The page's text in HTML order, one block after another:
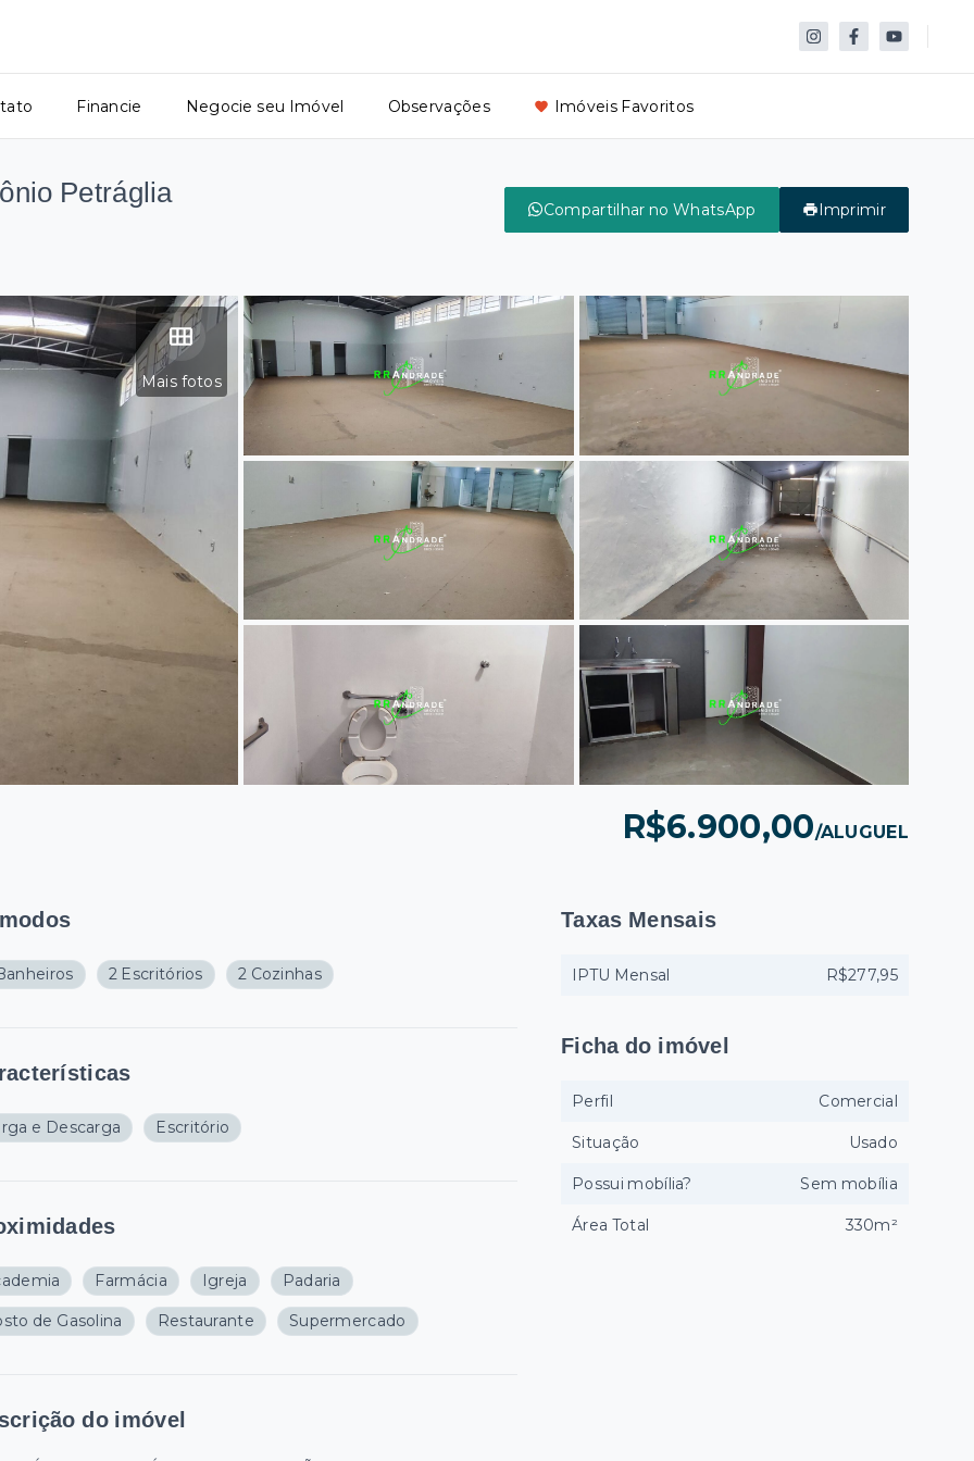
Financie Negocie seu Imóvel Observações Imóveis Favoritos
Petráglia
Compartilhar no WhatsApp Imprimir
Mais fotos
R$6.900,00/ALUGUEL
2 Escritórios 2 Cozinhas
e Descarga Escritório
Farmácia Igreja Padaria
de Gasolina Restaurante Supermercado
do imóvel
Taxas Mensais
IPTU Mensal R$277,95
Ficha do imóvel
Perfil Comercial
Situação Usado
Possui mobília? Sem mobília
Área Total 330m²